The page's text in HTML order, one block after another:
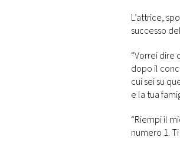
L’attrice,
successo
“Vorrei dire
dopo il
cui sei su
e la tua
“Riempi il
numero 1. Ti